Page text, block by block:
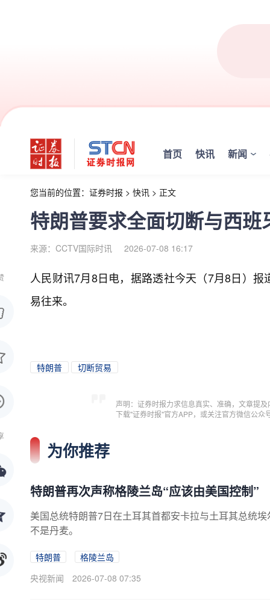
首页 快讯 新闻
您当前的位置： 证券时报 > 快讯 > 正文
特朗普要求全面切断与西班
来源：CCTV国际时讯 2026-07-08 16:17
人民财讯7月8日电， 据路透社今天（7月8日）报
易往来。
特朗普 切断贸易
声明：证券时报力求信息真实、准确，文章提
下载"证券时报"官方APP，或关注官方微信公
为你推荐
特朗普再次声称格陵兰岛“应该由美国控制”
美国总统特朗普7日在土耳其首都安卡拉与土耳其总统
不是丹麦。
特朗普
格陵兰岛
央视新闻
2026-07-08 07:35